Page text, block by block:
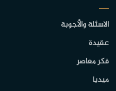
الاسئلة والأجوبة
عقيدة
فكر معاصر
ميديا